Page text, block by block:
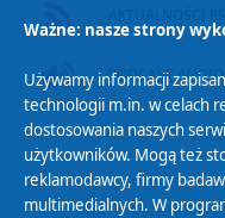
PODCAST AUDIO
Ważne: nasze strony
Używamy informacji
technologii m.in. w celach
dostosowania naszych
użytkowników. Mogą też
reklamodawcy, firmy
multimedialnych. W